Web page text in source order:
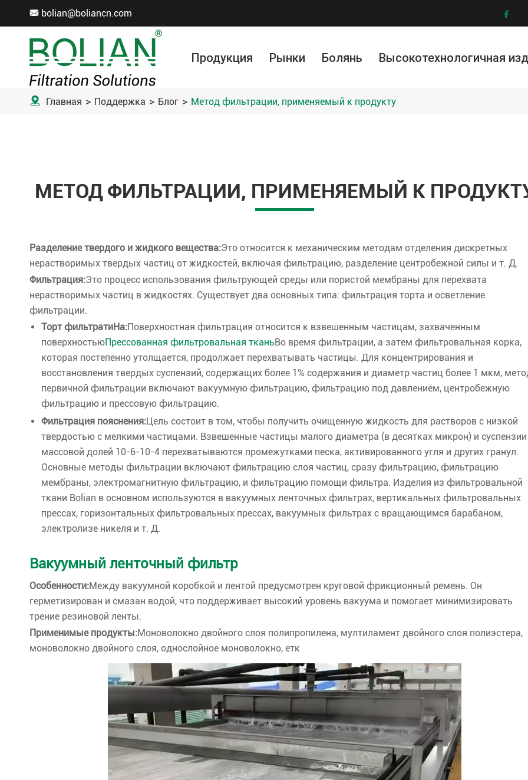
 bolian@boliancn.com 
Продукция Рынки Болянь Высокотехнологичная
 Главная Поддержка Блог Метод фильтрации, применяемый к продукту
МЕТОД ФИЛЬТРАЦИИ, ПРИМЕНЯЕМЫЙ К
Разделение твердого и жидкого вещества:Это относится к механическим методам отделения дискретных
нерастворимых твердых частиц от жидкостей, включая фильтрацию, разделение центробежной силы и т. Д.
Фильтрация:Это процесс использования фильтрующей среды или пористой мембраны для перехвата
нерастворимых частиц в жидкостях. Существует два основных типа: фильтрация торта и осветление
фильтрации.
Торт фильтратиНа:Поверхностная фильтрация относится к взвешенным частицам, захваченным
поверхностьюПрессованная фильтровальная тканьВо время фильтрации, а затем фильтровальная корка,
которая постепенно утолщается, продолжает перехватывать частицы. Для концентрирования и
восстановления твердых суспензий, содержащих более 1% содержания и диаметр частиц более 1 мкм,
первичной фильтрации включают вакуумную фильтрацию, фильтрацию под давлением, центробежную
фильтрацию и прессовую фильтрацию.
Фильтрация пояснения:Цель состоит в том, чтобы получить очищенную жидкость для растворов с низкой
твердостью с мелкими частицами. Взвешенные частицы малого диаметра (в десятках микрон) и суспензии
массовой долей 10-6-10-4 перехватываются промежутками песка, активированного угля и других гранул.
Основные методы фильтрации включают фильтрацию слоя частиц, сразу фильтрацию, фильтрацию
мембраны, электромагнитную фильтрацию, и фильтрацию помощи фильтра. Изделия из фильтровальной
ткани Bolian в основном используются в вакуумных ленточных фильтрах, вертикальных фильтровальных
прессах, горизонтальных фильтровальных прессах, вакуумных фильтрах с вращающимся барабаном,
электролизе никеля и т. Д.
Вакуумный ленточный фильтр
Особенности:Между вакуумной коробкой и лентой предусмотрен круговой фрикционный ремень. Он
герметизирован и смазан водой, что поддерживает высокий уровень вакуума и помогает минимизировать
трение резиновой ленты.
Применимые продукты:Моноволокно двойного слоя полипропилена, мултиламент двойного слоя полиэстера,
моноволокно двойного слоя, однослойное моноволокно, етк